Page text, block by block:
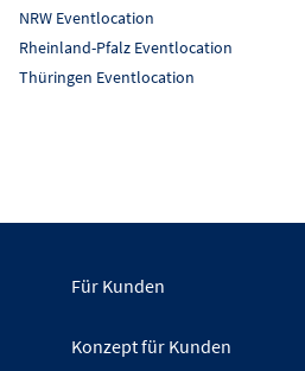
NRW Eventlocation
Rheinland-Pfalz Eventlocation
Thüringen Eventlocation
Für Kunden
Konzept für Kunden